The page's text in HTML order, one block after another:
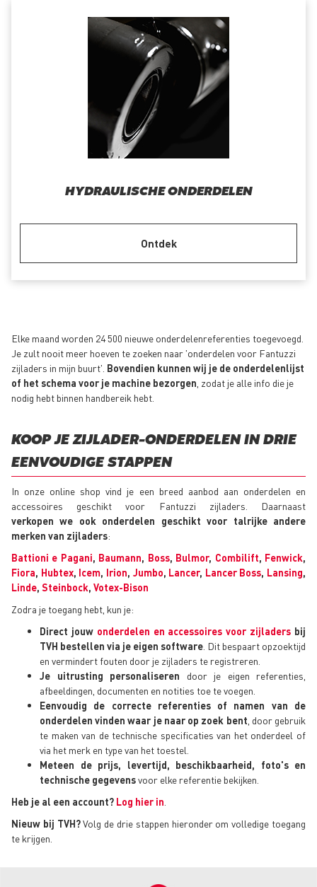
HYDRAULISCHE ONDERDELEN
Ontdek
Elke maand worden 24 500 nieuwe onderdelenreferenties toegevoegd.
Je zult nooit meer hoeven te zoeken naar 'onderdelen voor Fantuzzi
zijladers in mijn buurt'. Bovendien kunnen wij je de onderdelenlijst
of het schema voor je machine bezorgen , zodat je alle info die je
nodig hebt binnen handbereik hebt.
KOOP JE ZIJLADER-ONDERDELEN IN DRIE
EENVOUDIGE STAPPEN
In onze online shop vind je een breed aanbod aan onderdelen en
accessoires geschikt voor Fantuzzi zijladers. Daarnaast
verkopen we ook onderdelen geschikt voor talrijke andere
merken van zijladers:
Battioni e Pagani, Baumann, Boss, Bulmor, Combilift, Fenwick,
Fiora, Hubtex, Icem, Irion, Jumbo, Lancer, Lancer Boss, Lansing,
Linde, Steinbock, Votex-Bison
Zodra je toegang hebt, kun je:
Direct jouw onderdelen en accessoires voor zijladers bij
TVH bestellen via je eigen software . Dit bespaart opzoektijd
en vermindert fouten door je zijladers te registreren.
Je uitrusting personaliseren door je eigen referenties,
afbeeldingen, documenten en notities toe te voegen.
Eenvoudig de correcte referenties of namen van de
onderdelen vinden waar je naar op zoek bent , door gebruik
te maken van de technische specificaties van het onderdeel of
via het merk en type van het toestel.
Meteen de prijs, levertijd, beschikbaarheid, foto's en
technische gegevensvoor elke referentie bekijken.
Heb je al een account? Log hier in
Nieuw bij TVH?Volg de drie stappen hieronder om volledige toegang
te krijgen.